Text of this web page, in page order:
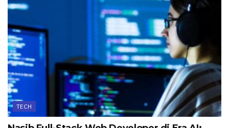
TECH